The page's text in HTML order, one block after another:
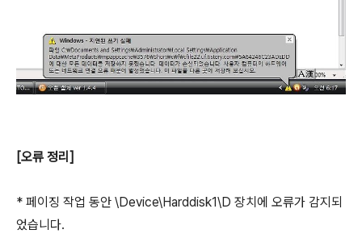
[오류 정리]
* 페이징 작업 동안 \Device\Harddisk1\D 장치에 오류가 감지되
었습니다.